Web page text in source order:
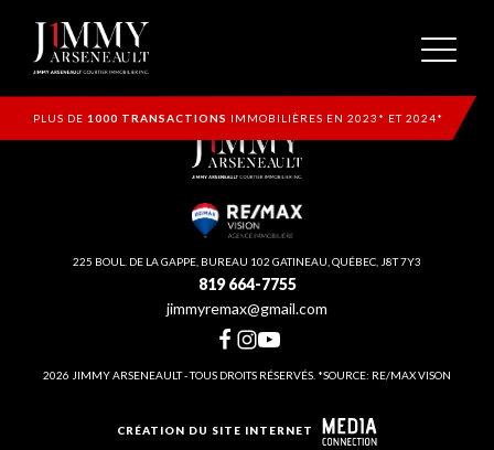
PLUS DE 1000 TRANSACTIONS IMMOBILIÈRES EN 2023* ET 2024*
225 BOUL. DE LA GAPPE, BUREAU 102 GATINEAU, QUÉBEC, J8T 7Y3
819 664-7755
jimmyremax@gmail.com
2026 JIMMY ARSENEAULT - TOUS DROITS RÉSERVÉS. *SOURCE: RE/MAX VISON
CRÉATION DU SITE INTERNET